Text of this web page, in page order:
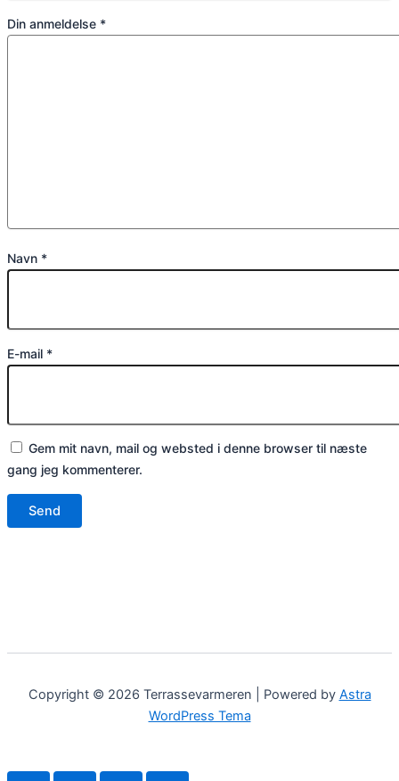
Din anmeldelse *
Navn *
E-mail *
Gem mit navn, mail og websted i denne browser til næste
gang jeg kommenterer.
Copyright © 2026 Terrassevarmeren | Powered by Astra
WordPress Tema